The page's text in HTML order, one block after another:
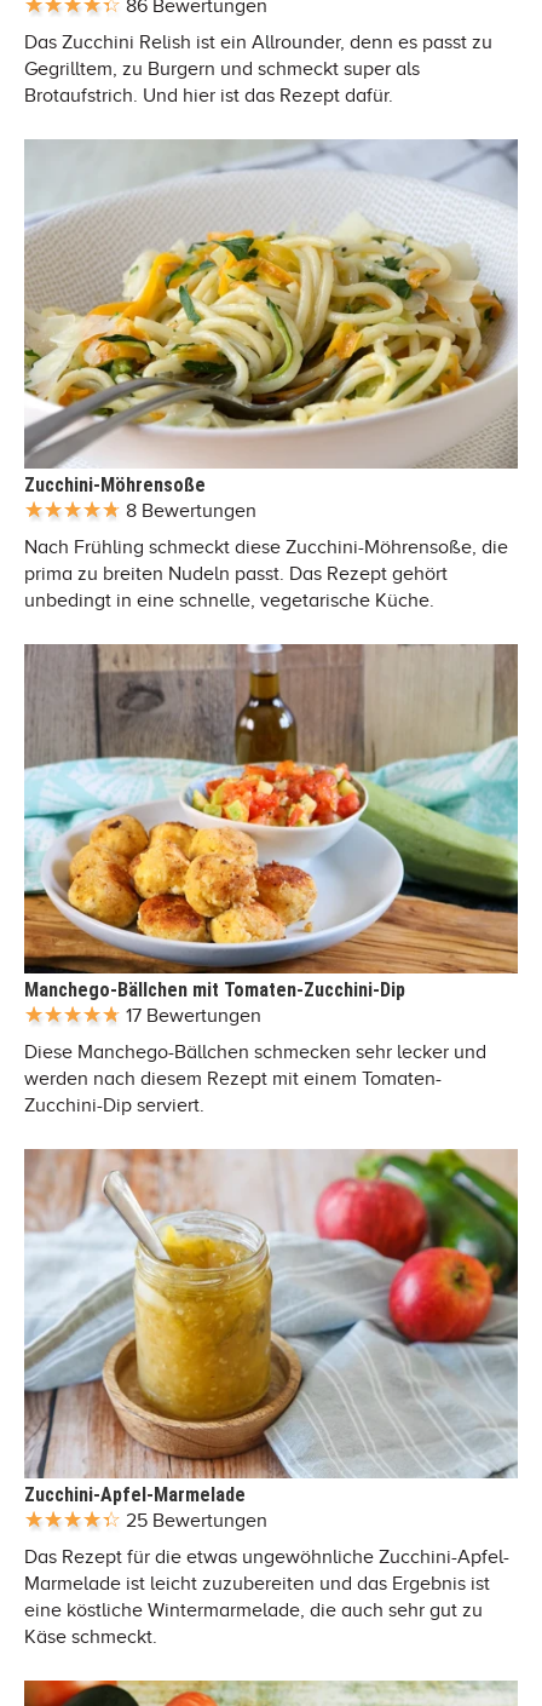
86 Bewertungen
Das Zucchini Relish ist ein Allrounder, denn es passt zu
Gegrilltem, zu Burgern und schmeckt super als
Brotaufstrich. Und hier ist das Rezept dafür.
Zucchini-Möhrensoße
8 Bewertungen
Nach Frühling schmeckt diese Zucchini-Möhrensoße, die
prima zu breiten Nudeln passt. Das Rezept gehört
unbedingt in eine schnelle, vegetarische Küche.
Manchego-Bällchen mit Tomaten-Zucchini-Dip
17 Bewertungen
Diese Manchego-Bällchen schmecken sehr lecker und
werden nach diesem Rezept mit einem Tomaten-
Zucchini-Dip serviert.
Zucchini-Apfel-Marmelade
25 Bewertungen
Das Rezept für die etwas ungewöhnliche Zucchini-Apfel-
Marmelade ist leicht zuzubereiten und das Ergebnis ist
eine köstliche Wintermarmelade, die auch sehr gut zu
Käse schmeckt.